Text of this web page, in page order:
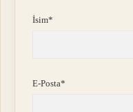
İsim*
E-Posta*